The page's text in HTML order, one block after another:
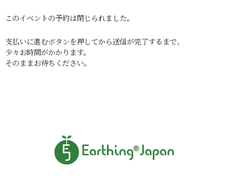
このイベントの予約は閉じられました。
支払いに進むボタンを押してから送信が完了するまで、
少々お時間がかかります。
そのままお待ちください。